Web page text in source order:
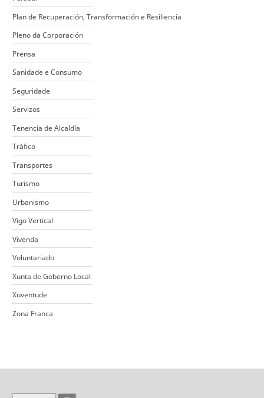
Plan de Recuperación, Transformación e Resiliencia
Pleno da Corporación
Prensa
Sanidade e Consumo
Seguridade
Servizos
Tenencia de Alcaldía
Tráfico
Transportes
Turismo
Urbanismo
Vigo Vertical
Vivenda
Voluntariado
Xunta de Goberno Local
Xuventude
Zona Franca